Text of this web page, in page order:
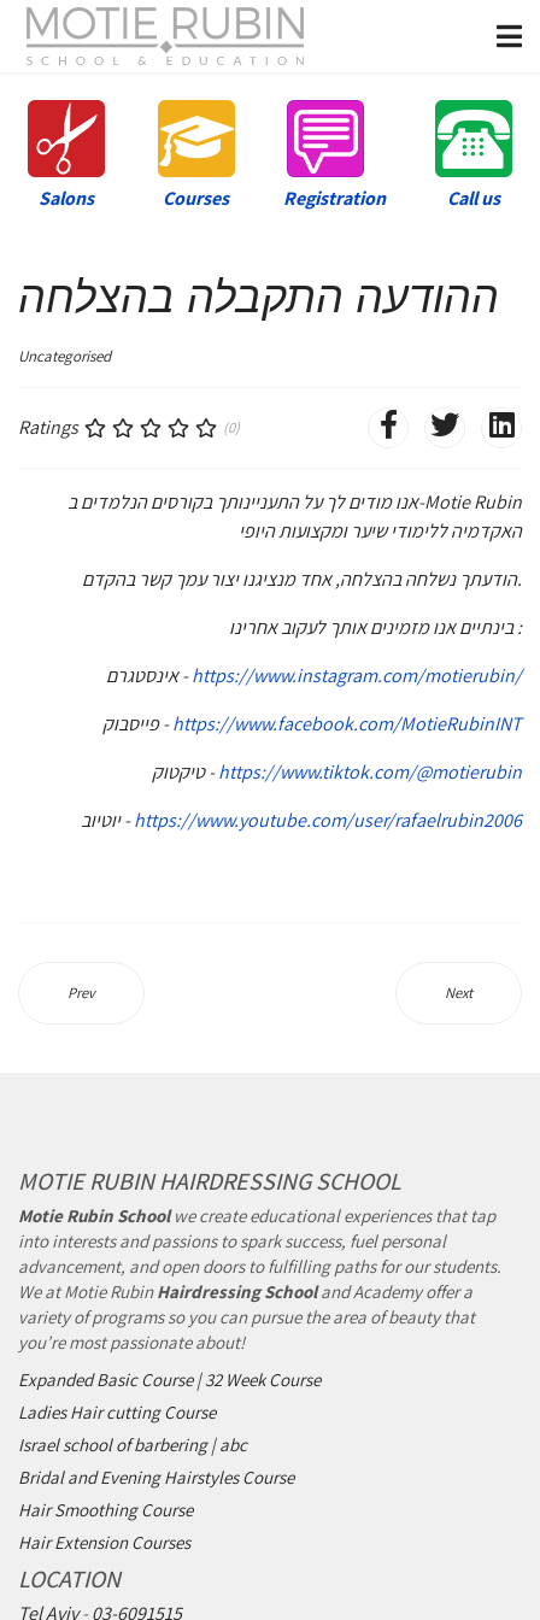
Salons Courses Registration Call us
ההודעה התקבלה בהצלחה
Uncategorised
Ratings (0)
אנו מודים לך על התעניינותך בקורסים הנלמדים ב-Motie Rubin
האקדמיה ללימודי שיער ומקצועות היופי
הודעתך נשלחה בהצלחה, אחד מנציגנו יצור עמך קשר בהקדם.
בינתיים אנו מזמינים אותך לעקוב אחרינו :
אינסטגרם -https://www.instagram.com/motierubin/
פייסבוק -https://www.facebook.com/MotieRubinINT
טיקטוק -https://www.tiktok.com/@motierubin
יוטיוב -https://www.youtube.com/user/rafaelrubin2006
Prev Next
MOTIE RUBIN HAIRDRESSING SCHOOL
Motie Rubin Schoolwe create educational experiences that tap
into interests and passions to spark success, fuel personal
advancement, and open doors to fulfilling paths for our students.
We at Motie RubinHairdressing Schooland Academy offer a
variety of programs so you can pursue the area of beauty that
you’re most passionate about!
Expanded Basic Course | 32 Week Course
Ladies Hair cutting Course
Israel school of barbering | abc
Bridal and Evening Hairstyles Course
Hair Smoothing Course
Hair Extension Courses
LOCATION
Tel Aviv-03-6091515